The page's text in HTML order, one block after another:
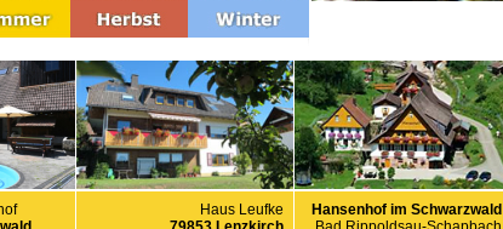
Haus Leufke
Hansenhof im Schwarzwald